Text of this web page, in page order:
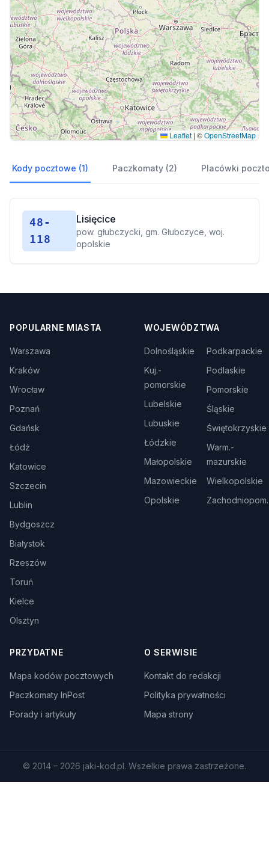
Leaflet | ©OpenStreetMap
Kody pocztowe (1) Paczkomaty (2) Placówki
48-
118
Lisięcice
pow. głubczycki, gm. Głubczyce, woj.
opolskie
POPULARNE MIASTA
Warszawa
Kraków
Wrocław
Poznań
Gdańsk
Łódź
Katowice
Szczecin
Lublin
Bydgoszcz
Białystok
Rzeszów
Toruń
Kielce
Olsztyn
WOJEWÓDZTWA
Dolnośląskie
Kuj.-
pomorskie
Lubelskie
Lubuskie
Łódzkie
Małopolskie
Mazowieckie
Opolskie
Podkarpackie
Podlaskie
Pomorskie
Śląskie
Świętokrzyskie
Warm.-
mazurskie
Wielkopolskie
Zachodniopom.
PRZYDATNE
Mapa kodów pocztowych
Paczkomaty InPost
Porady i artykuły
O SERWISIE
Kontakt do redakcji
Polityka prywatności
Mapa strony
© 2014 – 2026 jaki-kod.pl. Wszelkie prawa zastrzeżone.